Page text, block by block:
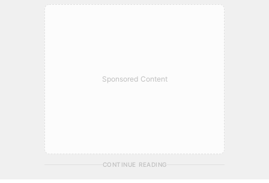
Sponsored Content
CONTINUE READING